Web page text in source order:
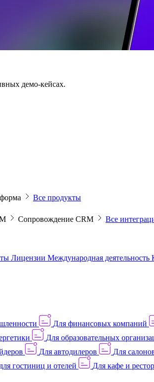
демо-кейсах.
Все продукты
Сопровождение CRM Все
Лицензии Международная деятельность
Для финансовых компаний
Для образовательных
Для автодилеров Для
гостиниц и отелей Для кафе и